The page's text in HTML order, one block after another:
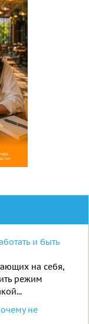
и быть
на себя,
режим
не